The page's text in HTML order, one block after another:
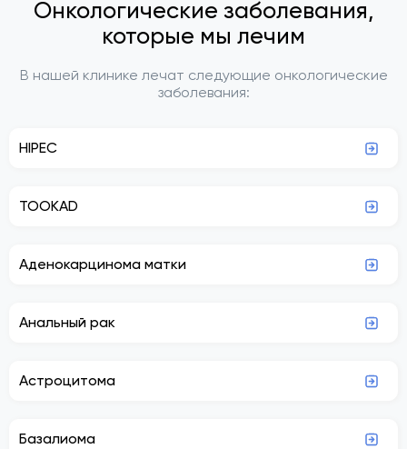
Онкологические заболевания,
которые мы лечим
В нашей клинике лечат следующие онкологические
заболевания:
HIPEC
TOOKAD
Аденокарцинома матки
Анальный рак
Астроцитома
Базалиома